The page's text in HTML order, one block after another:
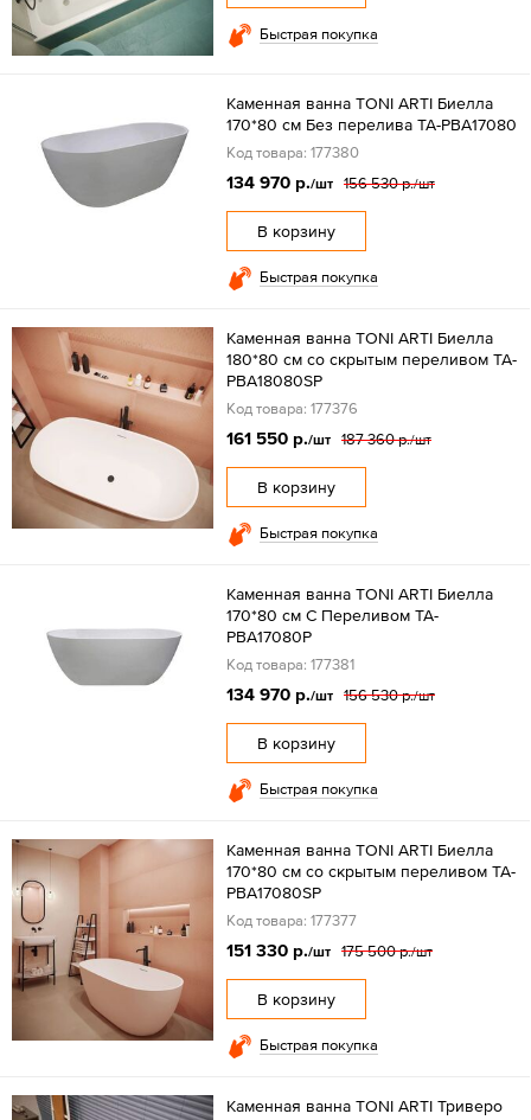
Быстрая покупка
Каменная ванна TONI ARTI Биелла
170*80 см Без перелива TA-PBA17080
Код товара: 177380
134 970 р./шт 156 530 р./шт
В корзину
Быстрая покупка
Каменная ванна TONI ARTI Биелла
180*80 см со скрытым переливом TA-
PBA18080SP
Код товара: 177376
161 550 р./шт 187 360 р./шт
В корзину
Быстрая покупка
Каменная ванна TONI ARTI Биелла
170*80 см С Переливом TA-
PBA17080P
Код товара: 177381
134 970 р./шт 156 530 р./шт
В корзину
Быстрая покупка
Каменная ванна TONI ARTI Биелла
170*80 см со скрытым переливом TA-
PBA17080SP
Код товара: 177377
151 330 р./шт 175 500 р./шт
В корзину
Быстрая покупка
Каменная ванна TONI ARTI Триверо